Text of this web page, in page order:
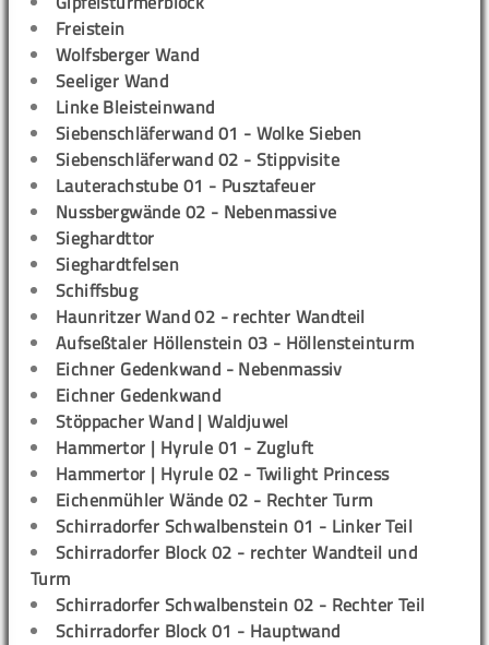
Freistein
Wolfsberger Wand
Seeliger Wand
Linke Bleisteinwand
Siebenschläferwand 01 - Wolke Sieben
Siebenschläferwand 02 - Stippvisite
Lauterachstube 01 - Pusztafeuer
Nussbergwände 02 - Nebenmassive
Sieghardttor
Sieghardtfelsen
Schiffsbug
Haunritzer Wand 02 - rechter Wandteil
Aufseßtaler Höllenstein 03 - Höllensteinturm
Eichner Gedenkwand - Nebenmassiv
Eichner Gedenkwand
Stöppacher Wand | Waldjuwel
Hammertor | Hyrule 01 - Zugluft
Hammertor | Hyrule 02 - Twilight Princess
Eichenmühler Wände 02 - Rechter Turm
Schirradorfer Schwalbenstein 01 - Linker Teil
Schirradorfer Block 02 - rechter Wandteil und
Turm
Schirradorfer Schwalbenstein 02 - Rechter Teil
Schirradorfer Block 01 - Hauptwand